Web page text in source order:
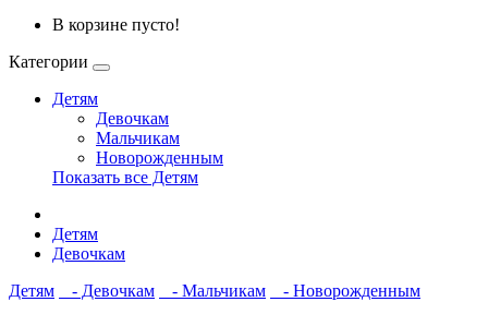
В корзине пусто!
Категории
Детям
Девочкам
Мальчикам
Новорожденным
Показать все Детям
Детям
Девочкам
Детям
- Девочкам - Мальчикам - Новорожденным